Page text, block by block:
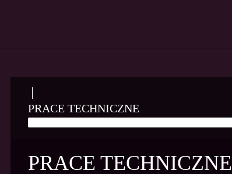
PRACE TECHNICZNE
PRACE TECHNICZNE